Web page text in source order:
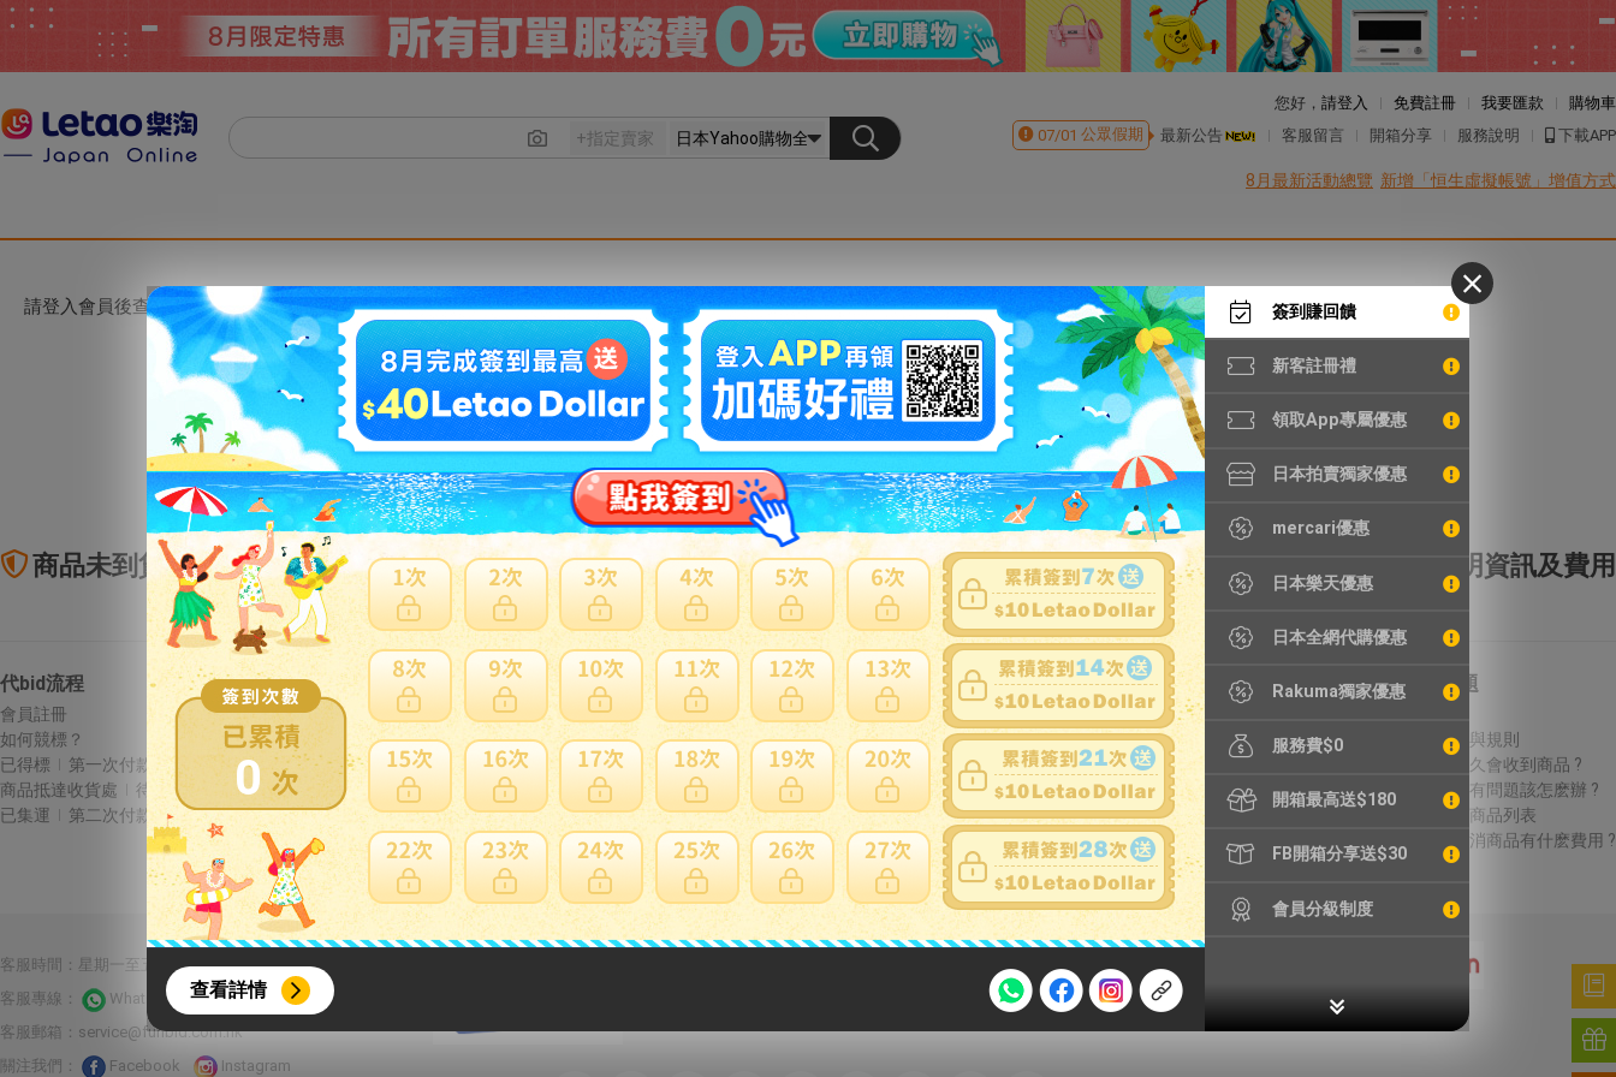
0
查看詳情
簽到賺回饋
新客註冊禮
領取App專屬優惠
日本拍賣獨家優惠
mercari優惠
日本樂天優惠
日本全網代購優惠
Rakuma獨家優惠
服務費$0
開箱最高送$180
FB開箱分享送$30
會員分級制度
您好， 請登入 免費註冊 我要匯款
購物車
07/01 公眾假期 最新公告 客服留言 開箱分享 服務說明 下載APP
8月最新活動總覽 新增「恒生虛擬帳號」增值方式
請登入會員後查看。
會員登入
商品未到貨全額理賠 賣家寄錯全額處理 運送損壞全額理賠 全透明資訊及費用
代bid流程
會員註冊
如何競標？
已得標
第一次付款
商品抵達收貨處
待集運
已集運
第二次付款
Letao保障
商品未到貨全額理賠
賣家寄錯全額處理
運送損壞全額理賠
全透明資訊及費用
支付方式
FPS 轉數快 / Tap & Go 拍住賞 - FPS
銀行過數
Payme
自取點現金儲值
Alipay HK
信用卡
特別服務
鐵壺漏水檢測
精品鑑定
輪框拆除
加強包裝
常見問題
議價方式與規則
結標後多久會收到商品 ?
收到商品有問題該怎麽辦 ?
無法進口商品列表
得標後取消商品有什麽費用 ?
客服時間：星期一至五 10:00-22:00 星期六至日13:00-22:00
客服專線：
Whatsapp 線上客服
客服郵箱： service@funbid.com.hk
關注我們：
Facebook Instagram